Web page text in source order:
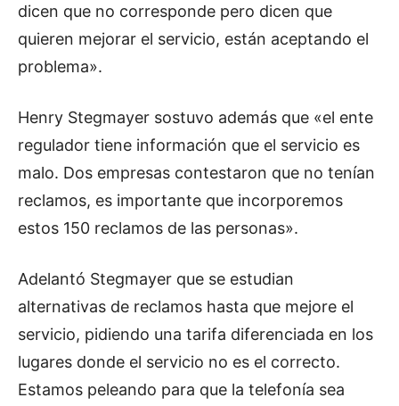
dicen que no corresponde pero dicen que
quieren mejorar el servicio, están aceptando el
problema».
Henry Stegmayer sostuvo además que «el ente
regulador tiene información que el servicio es
malo. Dos empresas contestaron que no tenían
reclamos, es importante que incorporemos
estos 150 reclamos de las personas».
Adelantó Stegmayer que se estudian
alternativas de reclamos hasta que mejore el
servicio, pidiendo una tarifa diferenciada en los
lugares donde el servicio no es el correcto.
Estamos peleando para que la telefonía sea